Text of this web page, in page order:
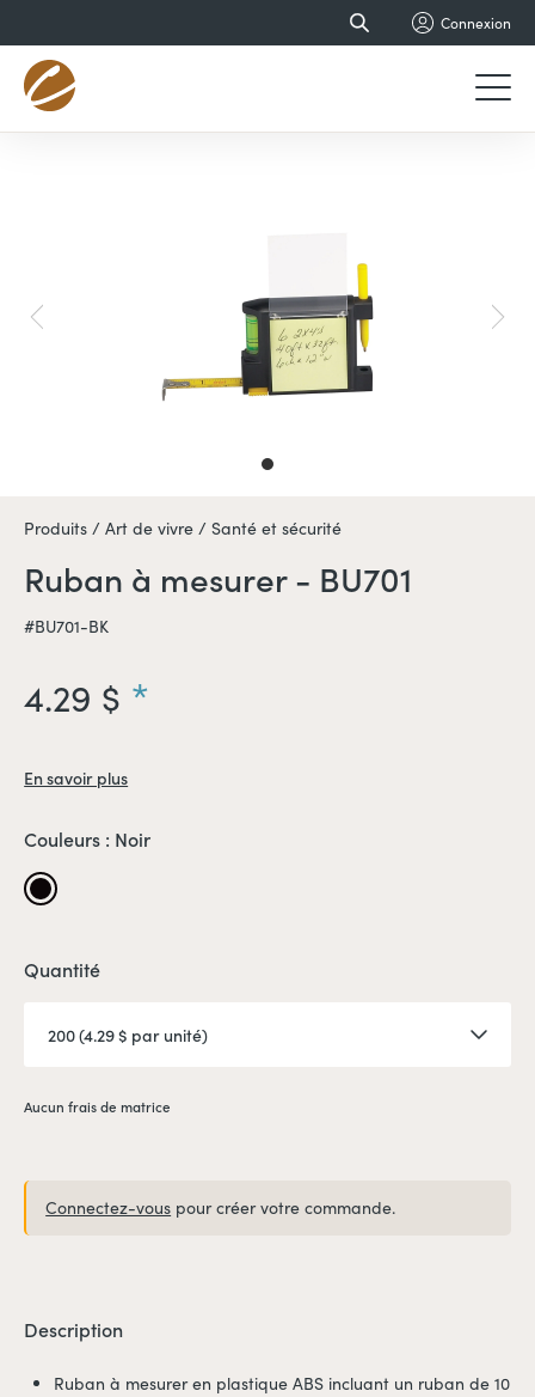
Connexion
Produits / Art de vivre / Santé et sécurité
Ruban à mesurer - BU701
#BU701-BK
4.29 $
En savoir plus
Couleurs : Noir
Noir
Quantité
Aucun frais de matrice
Connectez-vous pour créer votre commande.
Description
Ruban à mesurer en plastique ABS incluant un ruban de 10